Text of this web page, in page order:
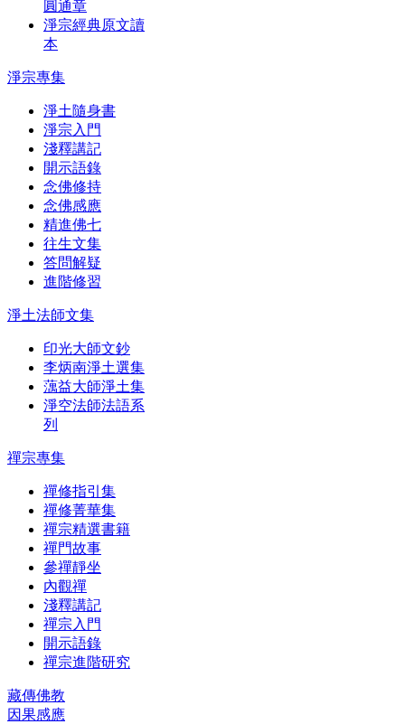
圓通章
淨宗經典原文讀
本
淨宗專集
淨土隨身書
淨宗入門
淺釋講記
開示語錄
念佛修持
念佛感應
精進佛七
往生文集
答問解疑
進階修習
淨土法師文集
印光大師文鈔
李炳南淨土選集
蕅益大師淨土集
淨空法師法語系
列
禪宗專集
禪修指引集
禪修菁華集
禪宗精選書籍
禪門故事
參禪靜坐
內觀禪
淺釋講記
禪宗入門
開示語錄
禪宗進階研究
藏傳佛教
因果感應